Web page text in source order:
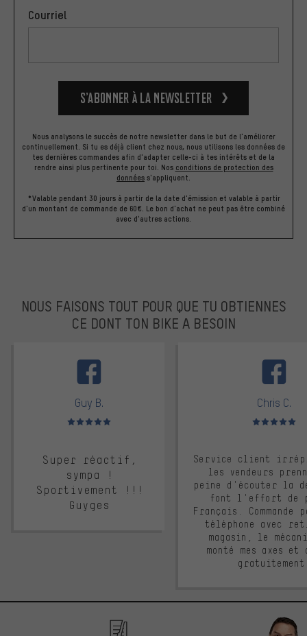
Courriel
S’abonner à la newsletter
Nous analysons le succès de notre newsletter dans le but de l'améliorer
continuellement. Si tu es déjà client chez nous, nous utilisons les données de
tes dernières commandes afin d'adapter celle-ci à tes intérêts et de la
rendre ainsi plus pertinente pour toi. Nos conditions de protection des
données s'appliquent.
*Valable pendant 30 jours à partir de la date d'émission et valable à partir
d'un montant de commande de 60€. Le bon d'achat ne peut pas être combiné
avec d'autres actions.
NOUS FAISONS TOUT POUR QUE TU OBTIENNES
CE DONT TON BIKE A BESOIN
Guy B.
Note moyenne : 5 sur 5
Super réactif,
sympa !
Sportivement !!!
Guyges
Chris C.
Note moyenne :
Service client
les vendeurs
peine d'écouter la
font l'effort de
Français. Commande
téléphone avec
magasin, le
monté mes axes et